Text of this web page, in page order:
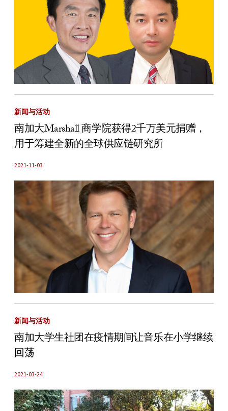
新闻与活动
南加大Marshall 商学院获得2千万美元捐赠，
用于筹建全新的全球供应链研究所
2021-11-03
新闻与活动
南加大学生社团在疫情期间让音乐在小学继续
回荡
2021-03-24